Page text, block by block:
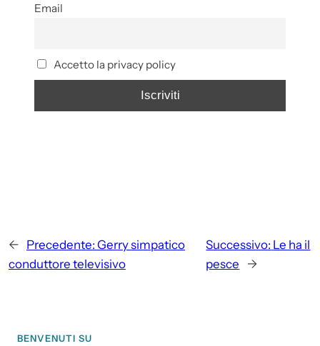
Email
Accetto la privacy policy
← Precedente: Gerry simpatico
conduttore televisivo
Successivo: Le ha il
pesce
→
BENVENUTI SU